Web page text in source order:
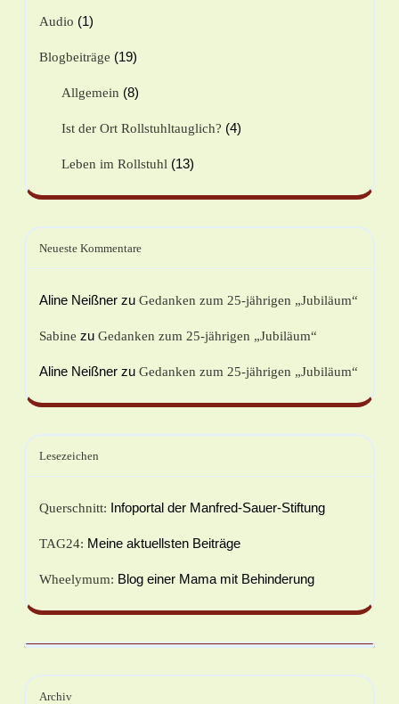
Audio (1)
Blogbeiträge (19)
Allgemein (8)
Ist der Ort Rollstuhltauglich? (4)
Leben im Rollstuhl (13)
Neueste Kommentare
Aline Neißner zu Gedanken zum 25-jährigen „Jubiläum“
Sabine zu Gedanken zum 25-jährigen „Jubiläum“
Aline Neißner zu Gedanken zum 25-jährigen „Jubiläum“
Lesezeichen
Querschnitt: Infoportal der Manfred-Sauer-Stiftung
TAG24: Meine aktuellsten Beiträge
Wheelymum: Blog einer Mama mit Behinderung
Archiv